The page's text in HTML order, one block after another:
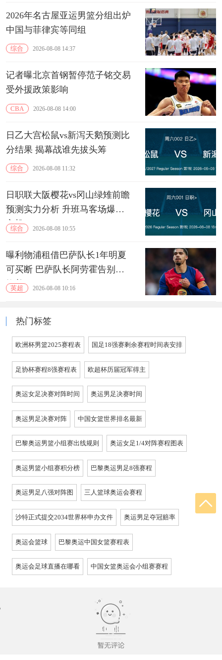
2026年名古屋亚运男篮分组出炉
中国与菲律宾等同组
综合 2026-08-08 14:37
记者曝北京首钢暂停范子铭交易
受外援政策影响
CBA 2026-08-08 14:00
日乙大宫松鼠vs新泻天鹅预测比
分结果 揭幕战谁先拔头筹
综合 2026-08-08 11:32
日职联大阪樱花vs冈山绿雉前瞻
预测实力分析 升班马客场爆冷
良机
综合 2026-08-08 10:55
曝利物浦租借巴萨队长1年明夏
可买断 巴萨队长阿劳霍告别诺
坎普
英超 2026-08-08 10:16
热门标签
欧洲杯男篮2025赛程表 国足18强赛剩余赛程时间表安排
足协杯赛程8强赛程表 欧超杯历届冠军得主
奥运女足决赛对阵时间 奥运男足决赛时间
奥运男足决赛对阵 中国女篮世界排名最新
巴黎奥运男篮小组赛出线规则 奥运女足1/4对阵赛程图表
奥运男篮小组赛积分榜 巴黎奥运男足8强赛程
奥运男足八强对阵图 三人篮球奥运会赛程
沙特正式提交2034世界杯申办文件 奥运男足夺冠赔率
奥运会篮球 巴黎奥运中国女篮赛程表
奥运会足球直播在哪看 中国女篮奥运会小组赛赛程